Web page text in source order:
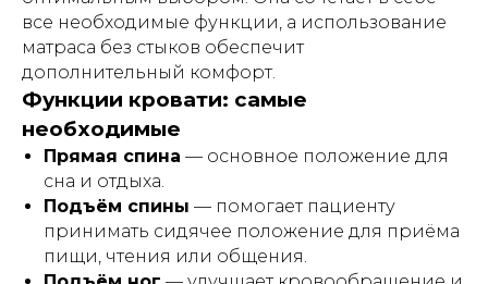
все необходимые функции, а использование
матраса без стыков обеспечит
дополнительный комфорт.
Функции кровати: самые
необходимые
Прямая спина — основное положение для
сна и отдыха.
Подъём спины — помогает пациенту
принимать сидячее положение для приёма
пищи, чтения или общения.